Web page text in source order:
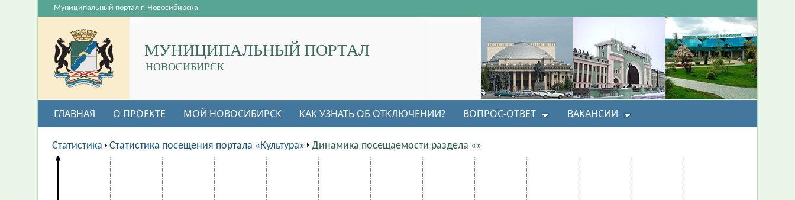
МУНИЦИПАЛЬНЫЙ ПОРТАЛ
НОВОСИБИРСК
Муниципальный портал г. Новосибирска
ГЛАВНАЯ О ПРОЕКТЕ МОЙ НОВОСИБИРСК КАК УЗНАТЬ ОБ ОТКЛЮЧЕНИИ? ВОПРОС-ОТВЕТ ВАКАНСИИ
Статистика Статистика посещения портала «Культура» Динамика посещаемости раздела «»